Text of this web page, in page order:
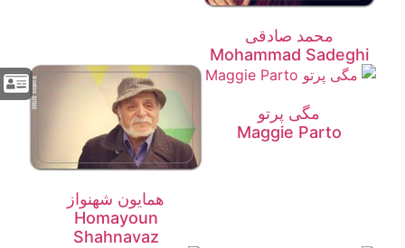
محمد صادقی
Mohammad Sadeghi
مگی پرتو
Maggie Parto
همایون شهنواز
Homayoun
Shahnavaz